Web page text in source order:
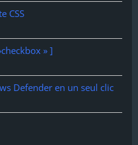
CSS
» ]
Defender en un seul clic